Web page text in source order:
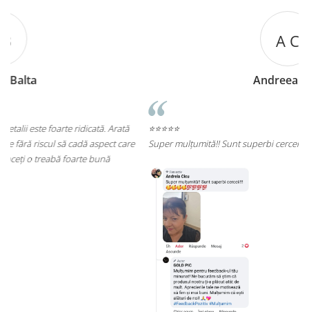
⭐⭐⭐⭐⭐
Super mulțumită!! Sunt superbi cerceii!!!